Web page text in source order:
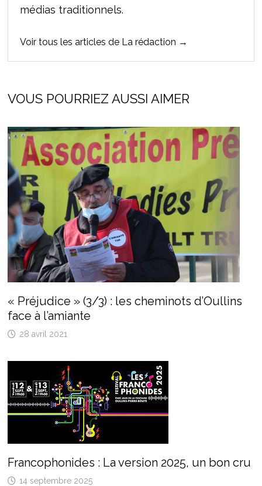
médias traditionnels.
Voir tous les articles de La rédaction →
VOUS POURRIEZ AUSSI AIMER
« Préjudice » (3/3) : les cheminots d’Oullins
face à l’amiante
28 avril 2021
Francophonides : La version 2025, un bon cru
14 septembre 2025